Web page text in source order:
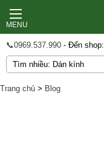
MENU
📞0969.537.990 - Đến shop:
Trang chủ > Blog